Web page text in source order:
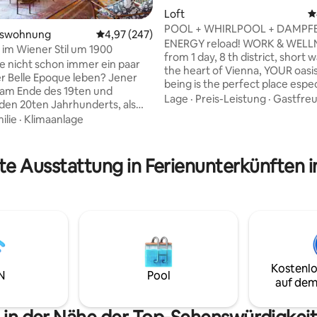
4,87 von 5, 104 Bewertungen
Durchschnittliche Bewertung: 4,97 von 5,
4,97 (247)
Wiener Stil um 1900
nicht schon immer ein paar
Belle Epoque leben? Jener
Ende des 19ten und
20ten Jahrhunderts, als
eine Kaiserstadt war und
und als magischer
galt für Künstler,
· Klimaanlage
Loft
POOL + WHIRLPOOL +
SAUNA! Nur für deine
ENERGY reload! WORK &
from 1 day, 8 th district, short
the heart of Vienna, YOUR
being is the perfect place
NOW! home-office++. Flooded
singles, couples, business
break - simply people who
Lage · Preis-Leistung ·
Ausstattung in Ferienunterkünften
Pool
auf